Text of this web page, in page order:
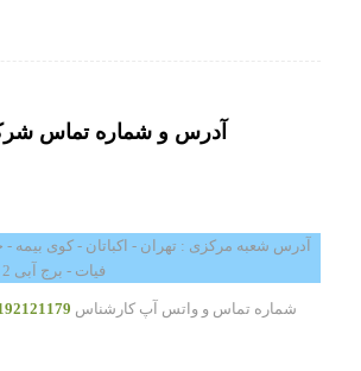
آدرس و شماره تماس
آدرس شعبه مرکزی : تهران - اکباتان - کوی بیمه
فیات - برج آبی 2 - طبقه سوم - واحد 6
شماره تماس و واتس آپ کارشناس